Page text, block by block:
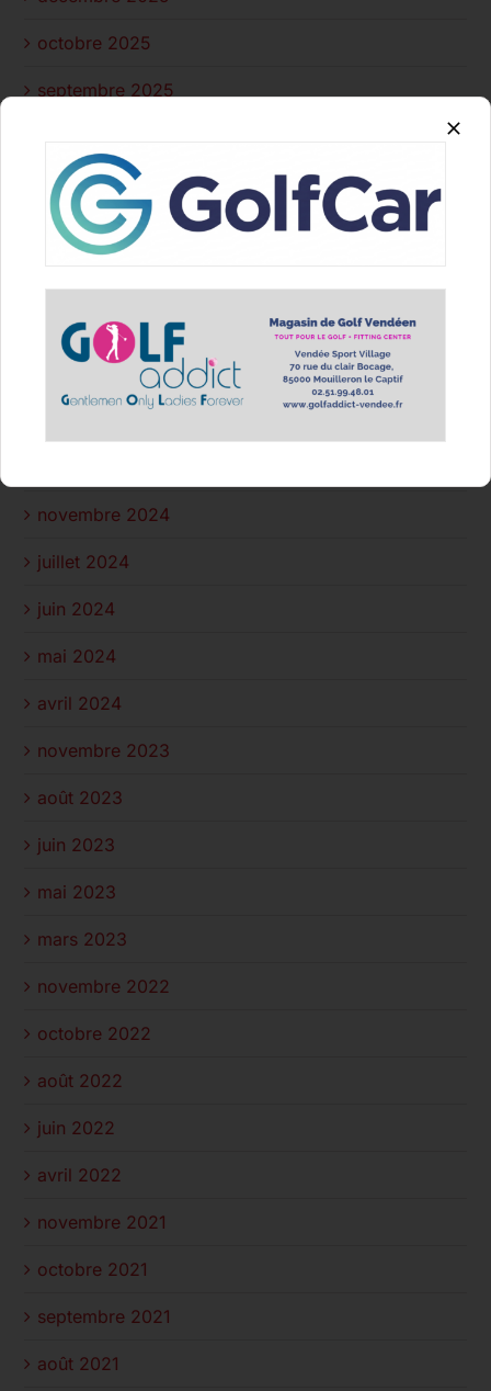
octobre 2025
septembre 2025
juillet 2025
juin 2025
mars 2025
février 2025
novembre 2024
juillet 2024
juin 2024
mai 2024
avril 2024
novembre 2023
août 2023
juin 2023
mai 2023
mars 2023
novembre 2022
octobre 2022
août 2022
juin 2022
avril 2022
novembre 2021
octobre 2021
septembre 2021
août 2021